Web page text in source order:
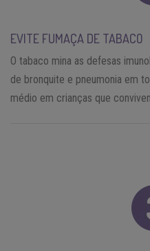
EVITE FUMAÇA DE TABACO
O tabaco mina as defesas
de bronquite e pneumonia em
médio em crianças que